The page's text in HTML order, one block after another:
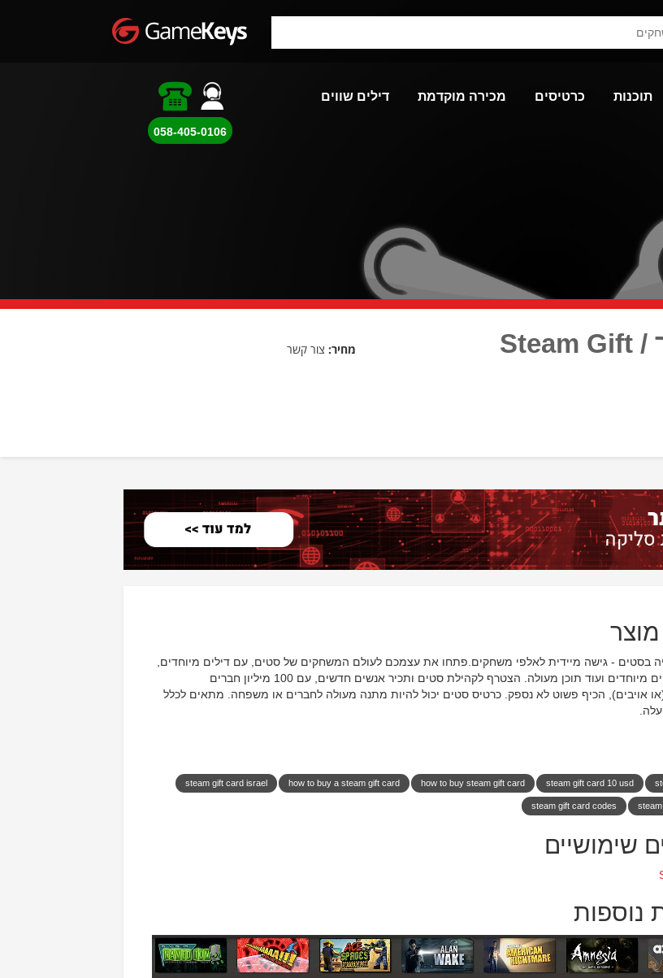
תוכנות כרטיסים מכירה מוקדמת דילים שווים
סטים גיפט קארד 50 דולר / Steam Gift
מחיר: צור קשר
בסטים - גישה מיידית לאלפי משחקים.פתחו את עצמכם לעולם המשחקים של סטים, עם דילים מיוחדים,
עדכוני משחקים מיוחדים ועוד תוכן מעולה. הצטרף לקהילת סטים ותכיר אנשים חדשים, עם 100 מיליון חברים
אויבים), הכיף פשוט לא נספק. כרטיס סטים יכול להיות מתנה מעולה לחברים או משפחה. מתאים לכלל
steam gift card 10 usd
how to buy steam gift card
how to buy a steam gift card
steam gift card israel
steam gift card codes
שימושיים
נוספות